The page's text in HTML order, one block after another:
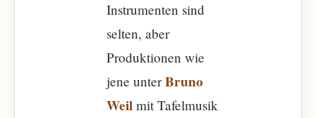
Instrumenten sind
selten, aber
Produktionen wie
jene unterBruno
Weil mit Tafelmusik